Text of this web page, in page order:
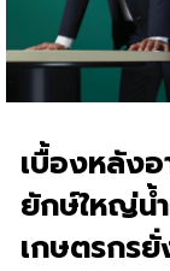
เบื้องหลัง
ยักษ์ใหญ่น้
เกษตรกร